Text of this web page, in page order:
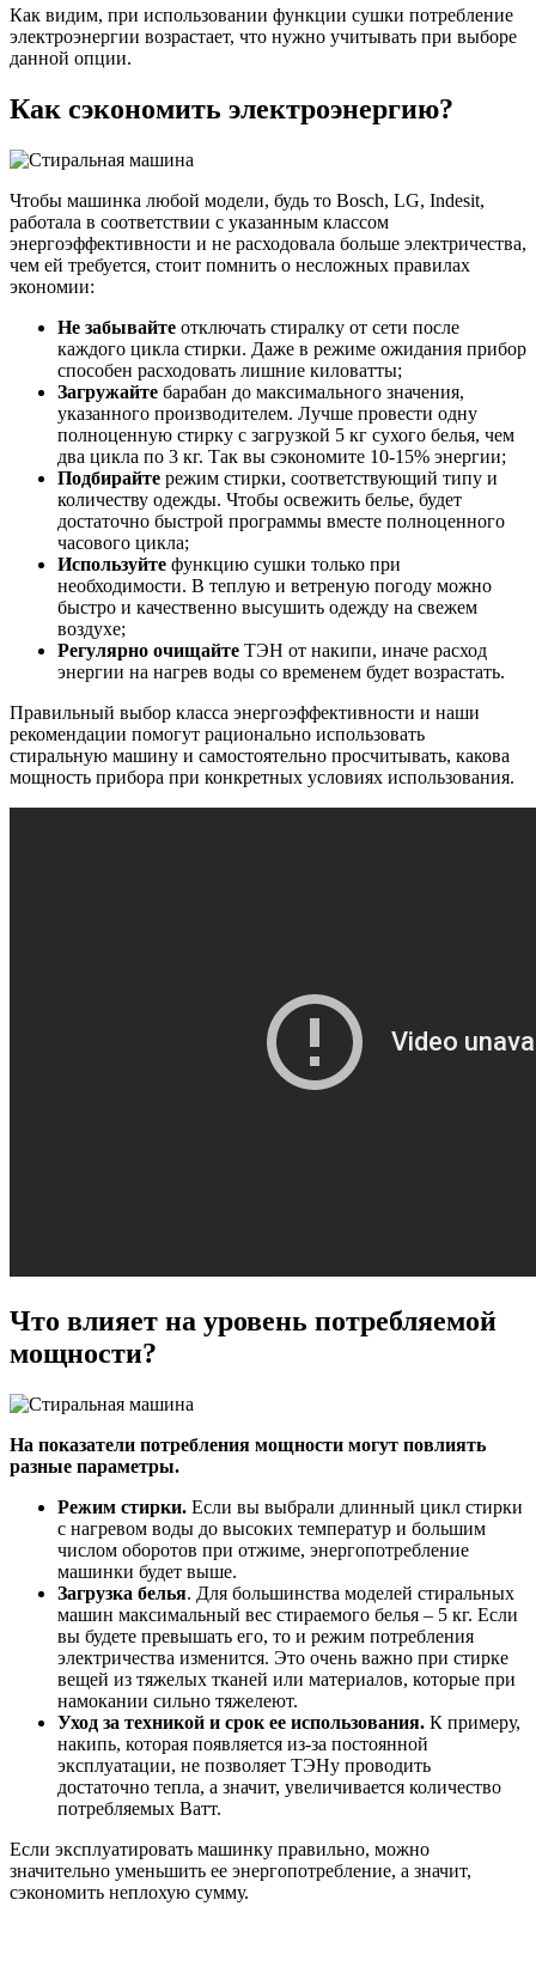
Как видим, при использовании функции сушки потребление
электроэнергии возрастает, что нужно учитывать при выборе
данной опции.
Как сэкономить электроэнергию?
Чтобы машинка любой модели, будь то Bosch, LG, Indesit,
работала в соответствии с указанным классом
энергоэффективности и не расходовала больше электричества,
чем ей требуется, стоит помнить о несложных правилах
экономии:
Не забывайте отключать стиралку от сети после
каждого цикла стирки. Даже в режиме ожидания прибор
способен расходовать лишние киловатты;
Загружайте барабан до максимального значения,
указанного производителем. Лучше провести одну
полноценную стирку с загрузкой 5 кг сухого белья, чем
два цикла по 3 кг. Так вы сэкономите 10-15% энергии;
Подбирайте режим стирки, соответствующий типу и
количеству одежды. Чтобы освежить белье, будет
достаточно быстрой программы вместе полноценного
часового цикла;
Используйте функцию сушки только при
необходимости. В теплую и ветреную погоду можно
быстро и качественно высушить одежду на свежем
воздухе;
Регулярно очищайте ТЭН от накипи, иначе расход
энергии на нагрев воды со временем будет возрастать.
Правильный выбор класса энергоэффективности и наши
рекомендации помогут рационально использовать
стиральную машину и самостоятельно просчитывать, какова
мощность прибора при конкретных условиях использования.
Что влияет на уровень потребляемой
мощности?
На показатели потребления мощности могут повлиять
разные параметры.
Режим стирки. Если вы выбрали длинный цикл стирки
с нагревом воды до высоких температур и большим
числом оборотов при отжиме, энергопотребление
машинки будет выше.
Загрузка белья. Для большинства моделей стиральных
машин максимальный вес стираемого белья – 5 кг. Если
вы будете превышать его, то и режим потребления
электричества изменится. Это очень важно при стирке
вещей из тяжелых тканей или материалов, которые при
намокании сильно тяжелеют.
Уход за техникой и срок ее использования. К примеру,
накипь, которая появляется из-за постоянной
эксплуатации, не позволяет ТЭНу проводить
достаточно тепла, а значит, увеличивается количество
потребляемых Ватт.
Если эксплуатировать машинку правильно, можно
значительно уменьшить ее энергопотребление, а значит,
сэкономить неплохую сумму.